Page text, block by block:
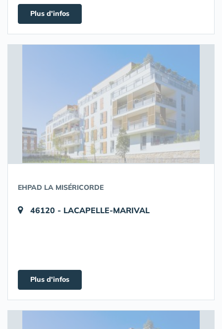
Plus d'infos
EHPAD LA MISÉRICORDE
46120 - LACAPELLE-MARIVAL
Plus d'infos